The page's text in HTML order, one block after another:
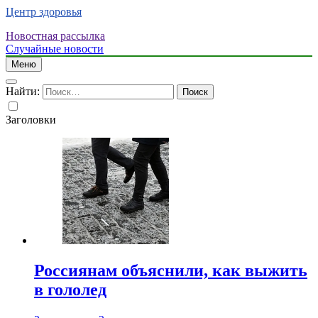
Центр здоровья
Новостная рассылка
Случайные новости
Меню
Найти:
Заголовки
Россиянам объяснили, как выжить
в гололед